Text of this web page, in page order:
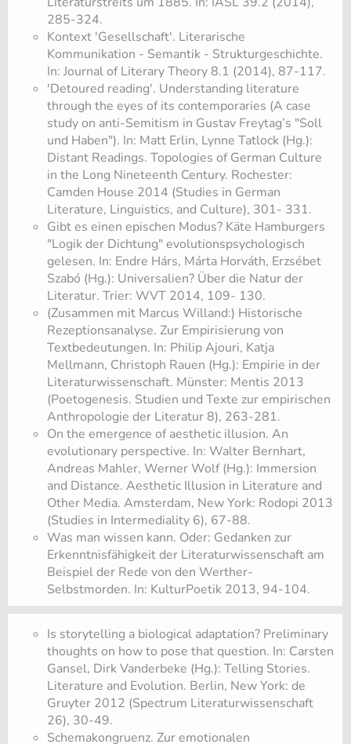
285-324.
Kontext 'Gesellschaft'. Literarische
Kommunikation - Semantik - Strukturgeschichte.
In: Journal of Literary Theory 8.1 (2014), 87-117.
'Detoured reading'. Understanding literature
through the eyes of its contemporaries (A case
study on anti-Semitism in Gustav Freytag’s "Soll
und Haben"). In: Matt Erlin, Lynne Tatlock (Hg.):
Distant Readings. Topologies of German Culture
in the Long Nineteenth Century. Rochester:
Camden House 2014 (Studies in German
Literature, Linguistics, and Culture), 301- 331.
Gibt es einen epischen Modus? Käte Hamburgers
"Logik der Dichtung" evolutionspsychologisch
gelesen. In: Endre Hárs, Márta Horváth, Erzsébet
Szabó (Hg.): Universalien? Über die Natur der
Literatur. Trier: WVT 2014, 109- 130.
(Zusammen mit Marcus Willand:) Historische
Rezeptionsanalyse. Zur Empirisierung von
Textbedeutungen. In: Philip Ajouri, Katja
Mellmann, Christoph Rauen (Hg.): Empirie in der
Literaturwissenschaft. Münster: Mentis 2013
(Poetogenesis. Studien und Texte zur empirischen
Anthropologie der Literatur 8), 263-281.
On the emergence of aesthetic illusion. An
evolutionary perspective. In: Walter Bernhart,
Andreas Mahler, Werner Wolf (Hg.): Immersion
and Distance. Aesthetic Illusion in Literature and
Other Media. Amsterdam, New York: Rodopi 2013
(Studies in Intermediality 6), 67-88.
​Was man wissen kann. Oder: Gedanken zur
Erkenntnisfähigkeit der Literaturwissenschaft am
Beispiel der Rede von den Werther-
Selbstmorden. In: KulturPoetik 2013, 94-104.
Is storytelling a biological adaptation? Preliminary
thoughts on how to pose that question. In: Carsten
Gansel, Dirk Vanderbeke (Hg.): Telling Stories.
Literature and Evolution. Berlin, New York: de
Gruyter 2012 (Spectrum Literaturwissenschaft
26), 30-49.
​Schemakongruenz. Zur emotionalen